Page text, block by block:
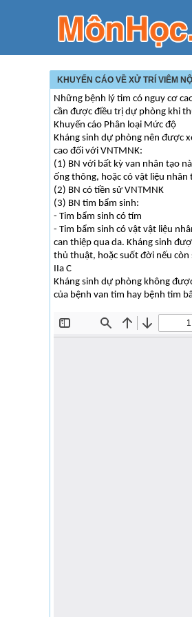
KHUYẾN CÁO VỀ XỬ TRÍ VIÊM
Những bệnh lý tim có nguy cơ
cần được điều trị dự phòng khi
Khuyến cáo Phân loại Mức độ
Kháng sinh dự phòng nên được
cao đối với VNTMNK:
(1) BN với bất kỳ van nhân tạo
ống thông, hoặc có vật liệu nhân
(2) BN có tiền sử VNTMNK
(3) BN tim bẩm sinh:
- Tim bẩm sinh có tím
- Tim bẩm sinh có vật vật liệu
can thiệp qua da. Kháng sinh
thủ thuật, hoặc suốt đời nếu
IIa C
Kháng sinh dự phòng không
của bệnh van tim hay bệnh tim